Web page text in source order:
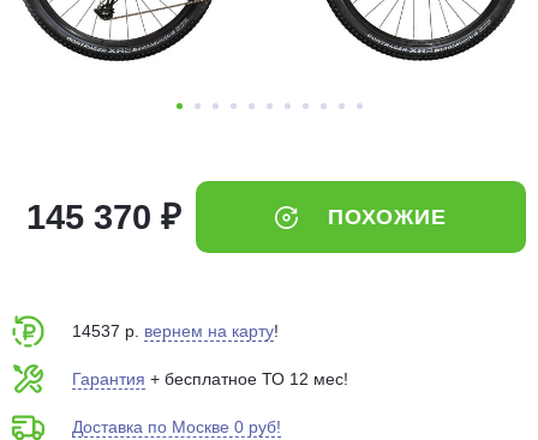
145 370 ₽ ПОХОЖИЕ
14537 р. вернем на карту!
Гарантия + бесплатное ТО 12 мес!
Доставка по Москве 0 руб!
Оплачивайте сегодня только
выбранный способом
75% будут
Подробнее